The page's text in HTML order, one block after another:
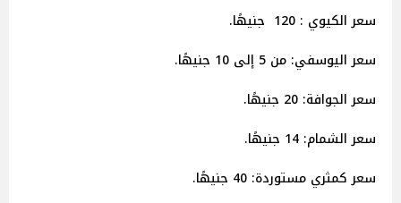
سعر الكيوي : 120 جنيهًا.
سعر اليوسفي: من 5 إلى 10 جنيهًا.
سعر الجوافة: 20 جنيهًا.
سعر الشمام: 14 جنيهًا.
سعر كمثري مستوردة: 40 جنيهًا.